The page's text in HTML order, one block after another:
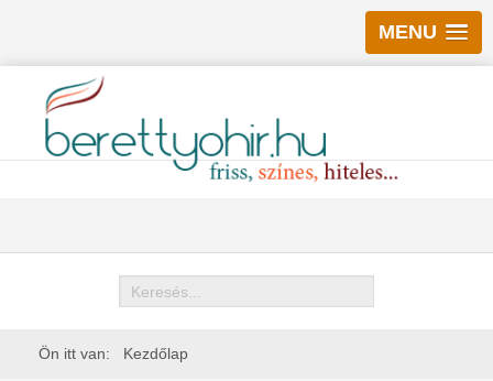
MENU
Keresés
Ön itt van: Kezdőlap